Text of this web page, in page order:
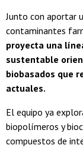
Junto con aportar
contaminantes
proyecta una
sustentable
biobasados que
actuales.
El equipo ya
biopolímeros y
compuestos de